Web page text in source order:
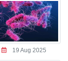
19 Aug 2025